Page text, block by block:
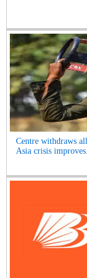
Centre withdraws
Asia crisis